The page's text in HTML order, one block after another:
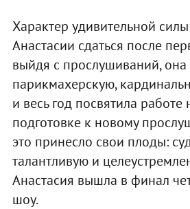
Характер удивительной
Анастасии сдаться после
выйдя с прослушиваний, она
парикмахерскую,
и весь год посвятила
подготовке к новому
это принесло свои плоды:
талантливую и
Анастасия вышла в финал
шоу.